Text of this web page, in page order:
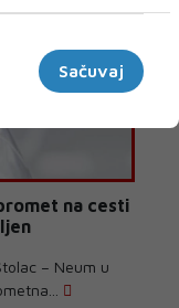
na cesti
– Neum u
Sačuvaj